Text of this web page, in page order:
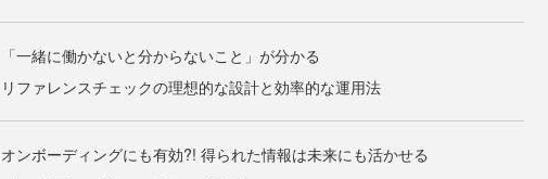
「一緒に働かないと分からないこと」が分かる
リファレンスチェックの理想的な設計と効率的な運用法
オンボーディングにも有効?! 得られた情報は未来にも活かせる